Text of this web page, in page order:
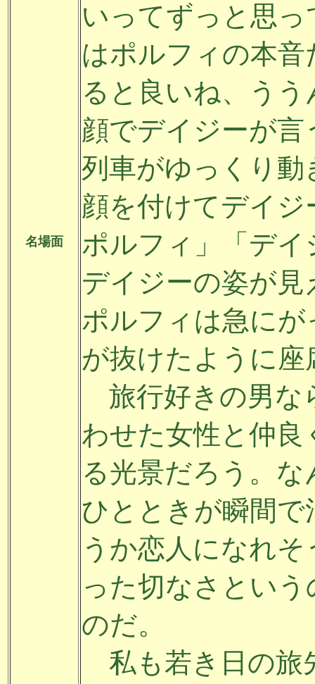
名場面
いってずっと思
はポルフィの本
ると良いね、う
顔でデイジーが
列車がゆっくり
顔を付けてデイ
ポルフィ」「デ
デイジーの姿が
ポルフィは急に
が抜けたように座
旅行好きの男な
わせた女性と仲
る光景だろう。
ひとときが瞬間
うか恋人になれ
った切なさとい
のだ。
私も若き日の旅